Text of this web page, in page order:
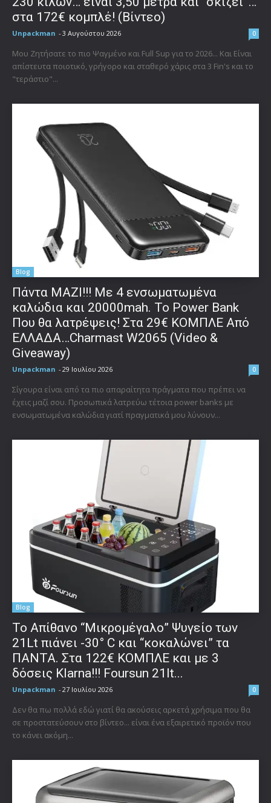
στα 172€ κομπλέ! (Βίντεο)
Unpackman - 3 Αυγούστου 2026 0
Μου Ζητήσατε το πιο Ψαγμένο και Full Sup για το 2026... Και Είναι
απίστευτα ποιοτικό, γρήγορο και σταθερό χάρις στα 3 Fin's και το
"τεράστιο"...
Blog
Πάντα ΜΑΖΙ!!! Με 4 ενσωματωμένα
καλώδια και 20000mah. Το Power Bank
Που θα λατρέψεις! Στα 29€ ΚΟΜΠΛΕ Από
ΕΛΛΑΔΑ…Charmast W2065 (Video &
Giveaway)
Unpackman - 29 Ιουλίου 2026 0
Σίγουρα είναι από τα πιο απαραίτητα πράγματα που πρέπει να
έχεις μαζί σου. Προσωπικά λατρεύω τέτοια power banks με
ενσωματωμένα καλώδια γιατί πραγματικά μου λύνουν...
Blog
Το Απίθανο “Μικρομέγαλο” Ψυγείο των
21Lt πιάνει -30° C και “κοκαλώνει” τα
ΠΑΝΤΑ. Στα 122€ ΚΟΜΠΛΕ και με 3
δόσεις Klarna!!! Foursun 21lt...
Unpackman - 27 Ιουλίου 2026 0
Δεν θα πω πολλά εδώ γιατί θα ακούσεις αρκετά χρήσιμα που θα
σε προστατεύσουν στο βίντεο... είναι ένα εξαιρετικό προϊόν που
το κάνει ακόμη...